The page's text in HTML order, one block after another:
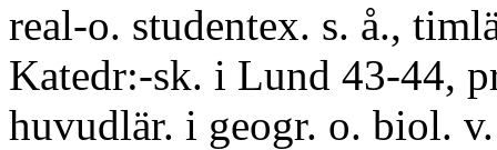
real-o. studentex. s. å.,
Katedr:-sk. i Lund 43-44,
huvudlär. i geogr. o. biol. v.